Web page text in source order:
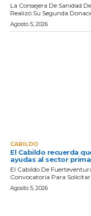
La Consejera De Sanidad
Realizó Su Segunda
Agosto 5, 2026
CABILDO
El Cabildo recuerda
ayudas al sector
El Cabildo De
Convocatoria Para Solicitar
Agosto 5, 2026